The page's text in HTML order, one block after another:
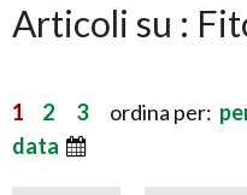
Articoli su :
1 2 3ordina per:
data